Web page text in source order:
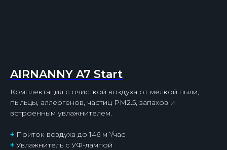
AIRNANNY A7 Start
Комплектация с очисткой воздуха от мелкой пыли,
пыльцы, аллергенов, частиц PM2.5, запахов и
встроенным увлажнителем.
+ Приток воздуха до 146 м³/час
+ Увлажнитель с УФ-лампой